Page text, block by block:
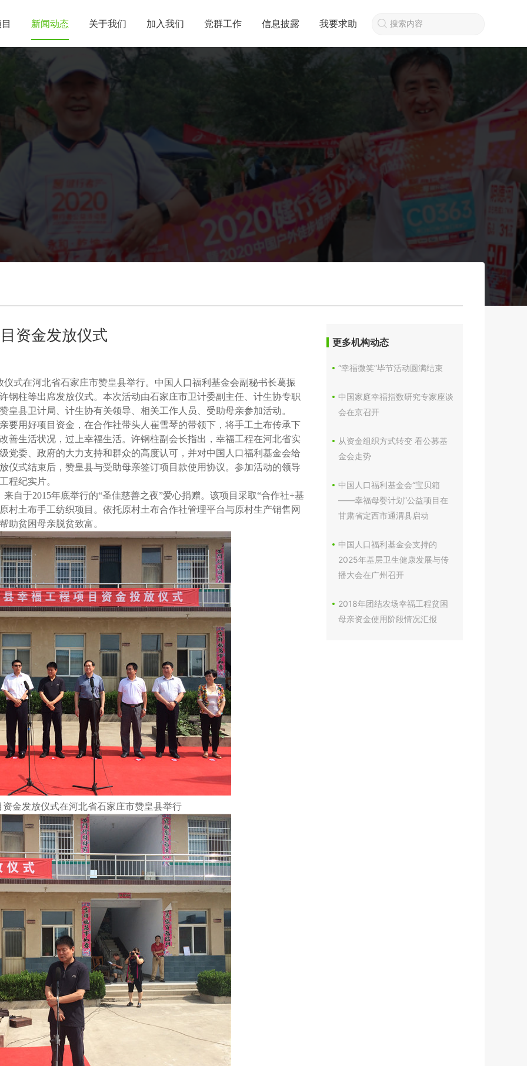
新闻动态 关于我们 加入我们 党群工作 信息披露 我要求助
资金发放仪式
仪式在河北省石家庄市赞皇县举行。中国人口福利基金会副秘书长葛振
钢柱等出席发放仪式。本次活动由石家庄市卫计委副主任、计生协专职
皇县卫计局、计生协有关领导、相关工作人员、受助母亲参加活动。
要用好项目资金，在合作社带头人崔雪琴的带领下，将手工土布传承下
善生活状况，过上幸福生活。许钢柱副会长指出，幸福工程在河北省实
党委、政府的大力支持和群众的高度认可，并对中国人口福利基金会给
仪式结束后，赞皇县与受助母亲签订项目款使用协议。参加活动的领导
程纪实片。
自于2015年底举行的“圣佳慈善之夜”爱心捐赠。该项目采取“合作社+基
村土布手工纺织项目。依托原村土布合作社管理平台与原村生产销售网
助贫困母亲脱贫致富。
资金发放仪式在河北省石家庄市赞皇县举行
更多机构动态
“幸福微笑”毕节活动圆满结束
中国家庭幸福指数研究专家座谈
会在京召开
从资金组织方式转变 看公募基
金会走势
中国人口福利基金会“宝贝箱
——幸福母婴计划”公益项目在
甘肃省定西市通渭县启动
中国人口福利基金会支持的
2025年基层卫生健康发展与传
播大会在广州召开
2018年团结农场幸福工程贫困
母亲资金使用阶段情况汇报